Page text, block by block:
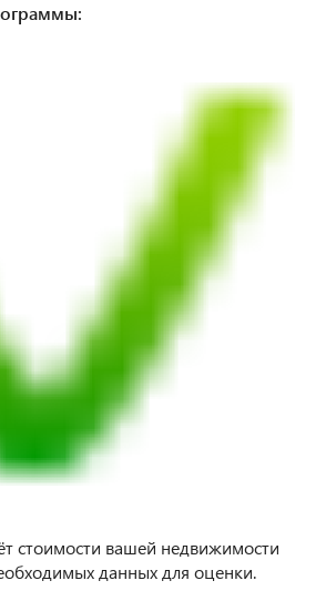
стоимости вашей недвижимости
данных для оценки.